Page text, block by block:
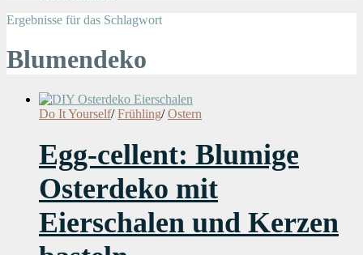
Ergebnisse für das Schlagwort
Blumendeko
Do It Yourself/ Frühling/ Ostern
Egg-cellent: Blumige
Osterdeko mit
Eierschalen und Kerzen